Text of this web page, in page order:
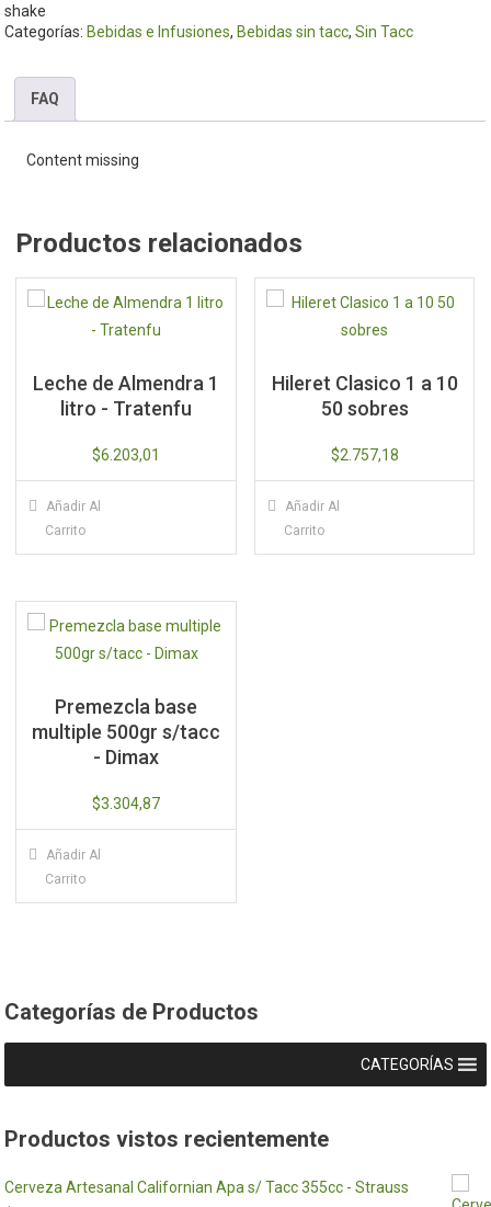
Honey
355cc
-
Strauss
Categorías: Bebidas e Infusiones, Bebidas sin tacc,Sin Tacc
FAQ
Content missing
Productos relacionados
Leche de Almendra 1
litro - Tratenfu
$6.203,01
Añadir Al
Carrito
Hileret Clasico 1 a 10
50 sobres
$2.757,18
Añadir Al
Carrito
Premezcla base
multiple 500gr s/tacc
- Dimax
$3.304,87
Añadir Al
Carrito
Categorías de Productos
CATEGORÍAS
Productos vistos recientemente
Cerveza Artesanal Californian Apa s/ Tacc 355cc - Strauss